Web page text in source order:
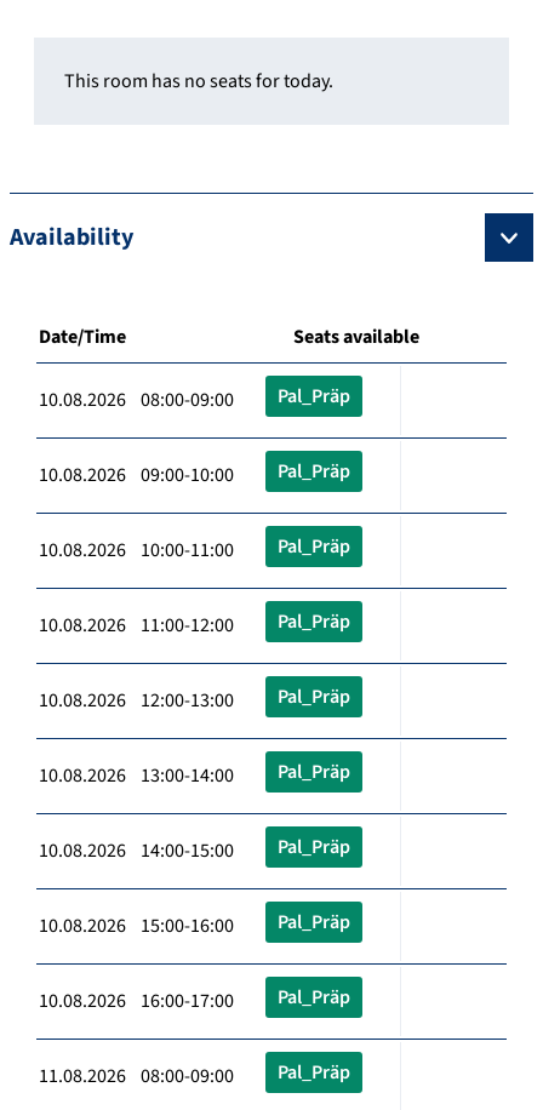
This room has no seats for today.
Availability
Date/Time Seats available
10.08.2026 08:00-09:00 Pal_Präp
10.08.2026 09:00-10:00 Pal_Präp
10.08.2026 10:00-11:00 Pal_Präp
10.08.2026 11:00-12:00 Pal_Präp
10.08.2026 12:00-13:00 Pal_Präp
10.08.2026 13:00-14:00 Pal_Präp
10.08.2026 14:00-15:00 Pal_Präp
10.08.2026 15:00-16:00 Pal_Präp
10.08.2026 16:00-17:00 Pal_Präp
11.08.2026 08:00-09:00 Pal_Präp